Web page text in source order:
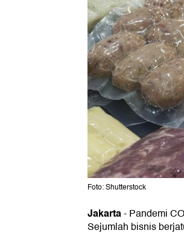
Foto: Shutterstock
Jakarta-Pandemi
Sejumlah bisnis